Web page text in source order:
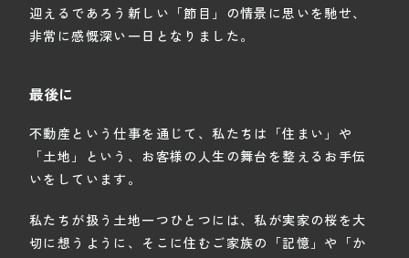
迎えるであろう新しい「節目」の情景に思いを馳せ、
非常に感慨深い一日となりました。
最後に
不動産という仕事を通じて、私たちは「住まい」や
「土地」という、お客様の人生の舞台を整えるお手伝
いをしています。
私たちが扱う土地一つひとつには、私が実家の桜を大
切に想うように、そこに住むご家族の「記憶」や「か